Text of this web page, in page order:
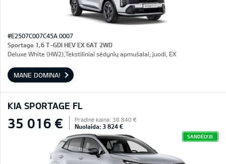
#E2507C007C45A 0007
Sportage 1,6 T-GDI HEV EX 6AT 2WD
Deluxe White (HW2),Tekstiliniai sėdynių apmušalai, juodi, EX
MANE DOMINA!
KIA SPORTAGE FL
35 016 € Pradinė kaina: 38 840 €
Nuolaida: 3 824 €
SANDĖLYJE